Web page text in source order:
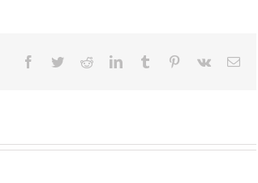
dorostenců
Facebook
TwitterRedditLinkedInTumblr Pinterest
Vk
E-